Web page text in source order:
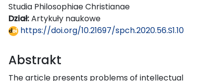
Studia Philosophiae Christianae
Dział:Artykuły naukowe
https://doi.org/10.21697/spch.2020.56.S1.10
Abstrakt
The article presents problems of intellectual